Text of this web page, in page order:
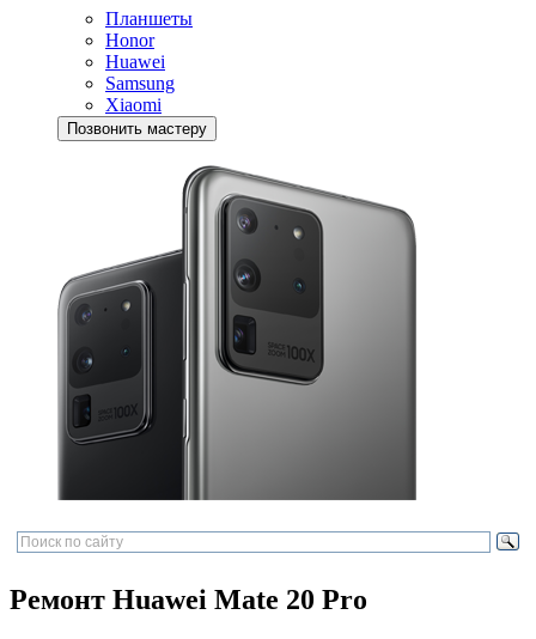
Планшеты
Honor
Huawei
Samsung
Xiaomi
Позвонить мастеру
Ремонт Huawei Mate 20 Pro